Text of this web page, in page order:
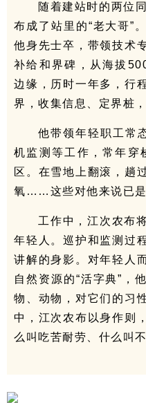
随着建站时的两位
布成了站里的“老大哥”
他身先士卒，带领技术
补给和界碑，从海拔
边缘，历时一年多，行
界，收集信息、定界桩
他带领年轻职工常
机监测等工作，常年穿
区。在雪地上翻滚，趟
氧……这些对他来说已是
工作中，江次农布
年轻人。巡护和监测过
讲解的身影。对年轻人
自然资源的“活字典”，
物、动物，对它们的习
中，江次农布以身作则
么叫吃苦耐劳、什么叫不